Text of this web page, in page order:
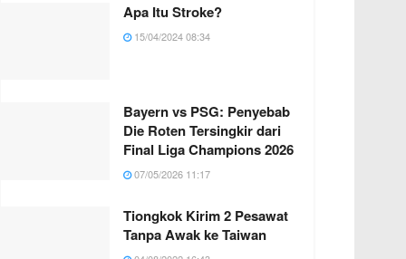
Apa Itu Stroke?
15/04/2024 08:34
Bayern vs PSG: Penyebab
Die Roten Tersingkir dari
Final Liga Champions 2026
07/05/2026 11:17
Tiongkok Kirim 2 Pesawat
Tanpa Awak ke Taiwan